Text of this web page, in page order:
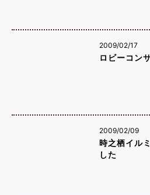
2009/02/17
ロビーコン
2009/02/09
時之栖イル
した